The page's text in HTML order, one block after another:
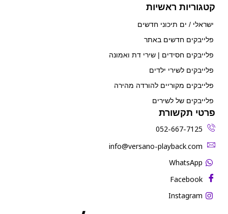
קטגוריות ראשיות
ישראלי / ים תיכוני חדשים
פלייבקים חדשים באתר
פלייבקים חסידים | שירי דת ואמונה
פלייבקים לשירי ילדים
פלייבקים מקוריים להורדה מהירה
פלייבקים של לשירים
פרטי תקשורת
052-667-7125
‫info@versano-playback.com‬
WhatsApp
Facebook
Instagram